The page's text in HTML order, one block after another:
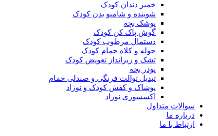
خمیر دندان کودک
شوینده و شامپو بدن کودک
پوشک بچه
گوش پاک کن کودک
دستمال مرطوب کودک
حوله و کلاه حمام کودک
تشک و زیرانداز تعویض کودک
پودر بچه
تبدیل توالت فرنگی و صندلی حمام
پوشاک و کفش کودک و نوزاد
اکسسوری نوزاد
سوالات متداول
درباره ما
ارتباط با ما